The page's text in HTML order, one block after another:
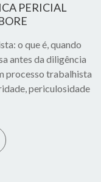
PERICIAL
o que é, quando
antes da diligência
processo trabalhista
periculosidade